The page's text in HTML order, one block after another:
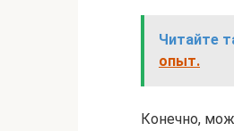
Читайте
опыт.
Конечно,